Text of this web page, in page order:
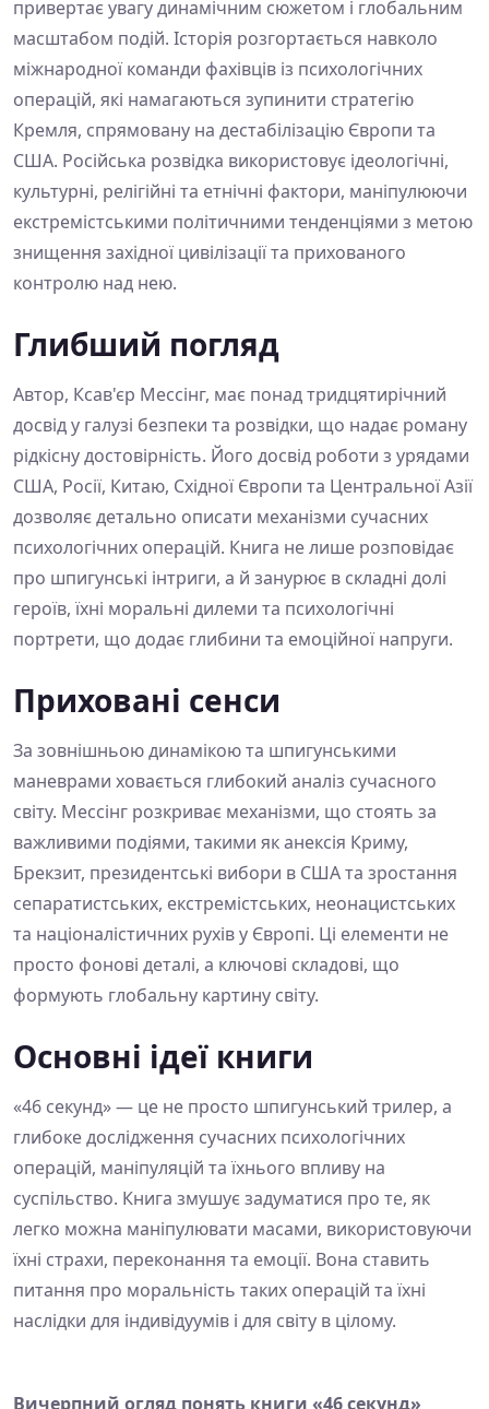
привертає увагу динамічним сюжетом і глобальним
масштабом подій. Історія розгортається навколо
міжнародної команди фахівців із психологічних
операцій, які намагаються зупинити стратегію
Кремля, спрямовану на дестабілізацію Європи та
США. Російська розвідка використовує ідеологічні,
культурні, релігійні та етнічні фактори, маніпулюючи
екстремістськими політичними тенденціями з метою
знищення західної цивілізації та прихованого
контролю над нею.
Глибший погляд
Автор, Ксав'єр Мессінг, має понад тридцятирічний
досвід у галузі безпеки та розвідки, що надає роману
рідкісну достовірність. Його досвід роботи з урядами
США, Росії, Китаю, Східної Європи та Центральної Азії
дозволяє детально описати механізми сучасних
психологічних операцій. Книга не лише розповідає
про шпигунські інтриги, а й занурює в складні долі
героїв, їхні моральні дилеми та психологічні
портрети, що додає глибини та емоційної напруги.
Приховані сенси
За зовнішньою динамікою та шпигунськими
маневрами ховається глибокий аналіз сучасного
світу. Мессінг розкриває механізми, що стоять за
важливими подіями, такими як анексія Криму,
Брекзит, президентські вибори в США та зростання
сепаратистських, екстремістських, неонацистських
та націоналістичних рухів у Європі. Ці елементи не
просто фонові деталі, а ключові складові, що
формують глобальну картину світу.
Основні ідеї книги
«46 секунд» — це не просто шпигунський трилер, а
глибоке дослідження сучасних психологічних
операцій, маніпуляцій та їхнього впливу на
суспільство. Книга змушує задуматися про те, як
легко можна маніпулювати масами, використовуючи
їхні страхи, переконання та емоції. Вона ставить
питання про моральність таких операцій та їхні
наслідки для індивідуумів і для світу в цілому.
Вичерпний огляд понять книги «46 секунд»